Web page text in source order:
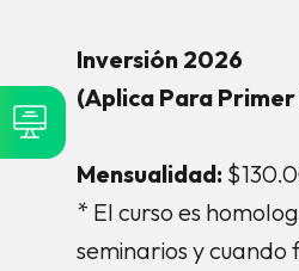
Inversión 2026
(Aplica Para
Mensualidad:
* El curso es
seminarios y cuando